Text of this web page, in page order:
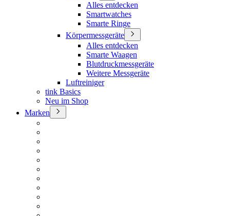
Alles entdecken
Smartwatches
Smarte Ringe
Körpermessgeräte
Alles entdecken
Smarte Waagen
Blutdruckmessgeräte
Weitere Messgeräte
Luftreiniger
tink Basics
Neu im Shop
Marken